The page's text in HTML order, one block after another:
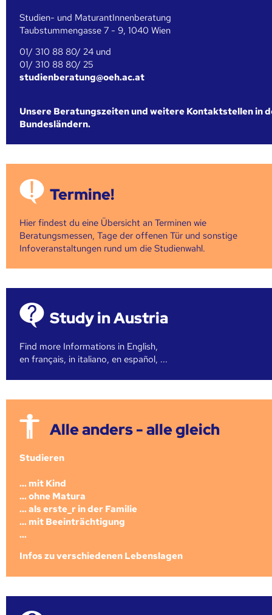
Studien- und MaturantInnenberatung
Taubstummengasse 7 - 9, 1040 Wien
01/ 310 88 80/ 24 und
01/ 310 88 80/ 25
studienberatung@oeh.ac.at
Unsere Beratungszeiten und weitere Kontaktstellen in
Bundesländern.
Termine!
Hier findest du eine Übersicht an Terminen wie
Beratungsmessen, Tage der offenen Tür und sonstige
Infoveranstaltungen rund um die Studienwahl.
Study in Austria
Find more Informations in English,
en français, in italiano, en español, ...
Alle anders - alle gleich
Studieren
... mit Kind
... ohne Matura
... als erste_r in der Familie
... mit Beeinträchtigung
...
Infos zu verschiedenen Lebenslagen